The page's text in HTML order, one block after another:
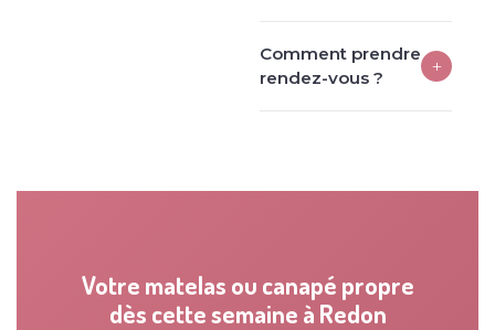
Comment prendre
rendez-vous ?
+
Votre matelas ou canapé propre
dès cette semaine à Redon